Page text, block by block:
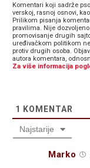
Komentari koji sadrže
verskoj, rasnoj osnovi,
Prilikom pisanja
pravilima. Nije
promovisanje drugih
uređivačkom politikom
protiv drugih osoba.
autora komentara,
Za više informacija
1 KOMENTAR
Najstarije
Marko